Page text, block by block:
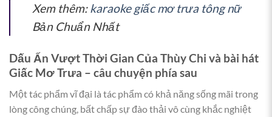
Xem thêm:karaoke giấc mơ trưa tông nữ
Bản Chuẩn Nhất
Dấu Ấn Vượt Thời Gian Của Thùy Chi và bài hát
Giấc Mơ Trưa – câu chuyện phía sau
Một tác phẩm vĩ đại là tác phẩm có khả năng sống mãi trong
lòng công chúng, bất chấp sự đào thải vô cùng khắc nghiệt